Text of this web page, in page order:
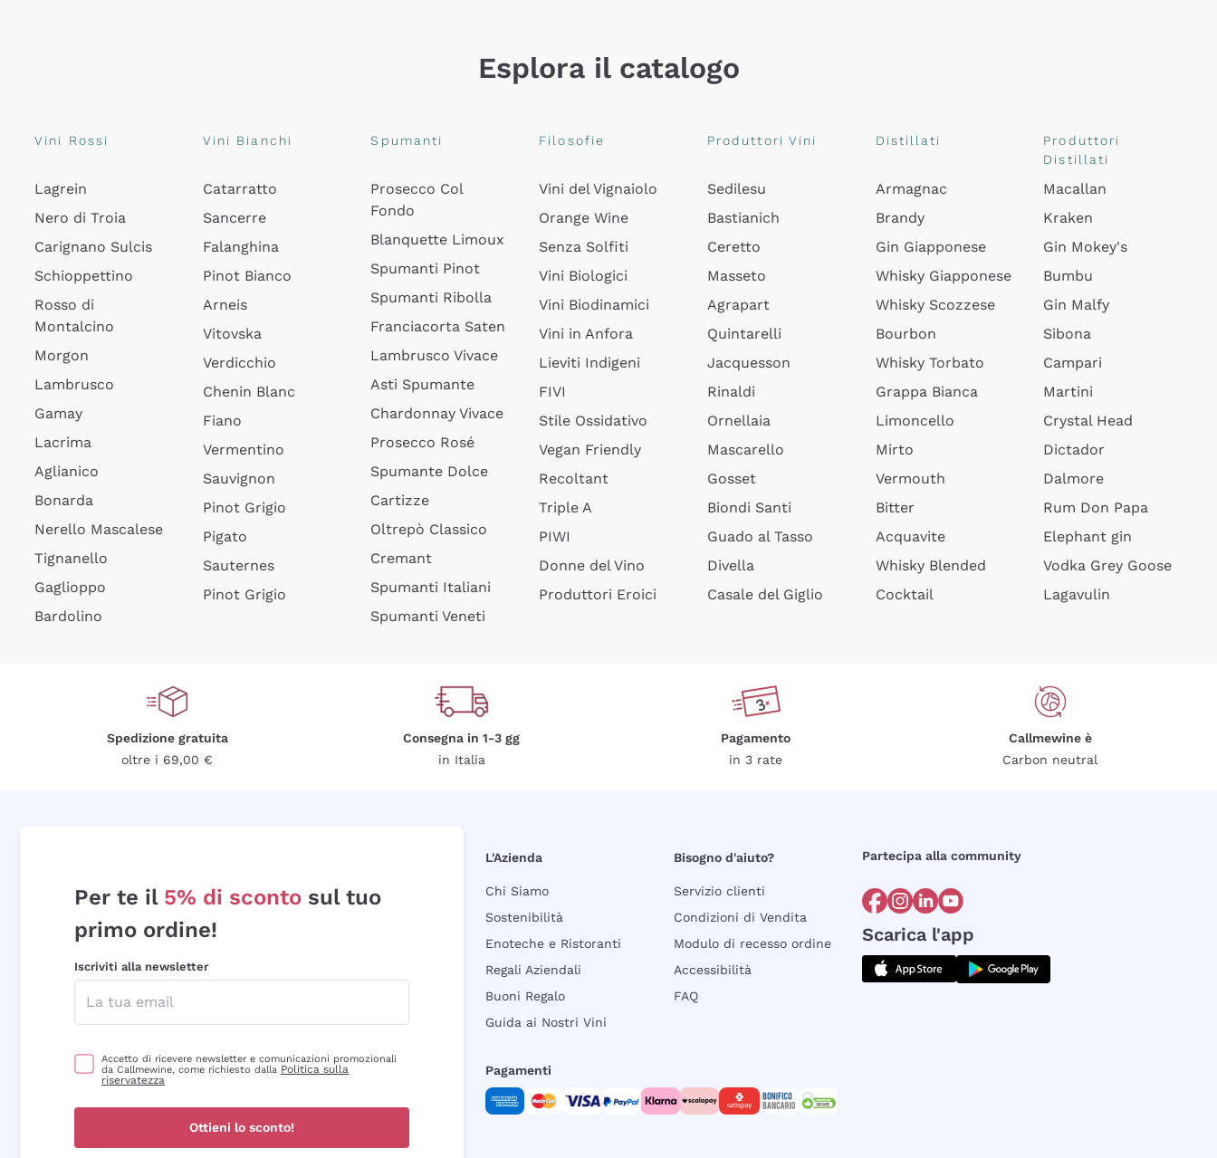
Esplora il catalogo
Vini Rossi
Lagrein
Nero di Troia
Carignano Sulcis
Schioppettino
Rosso di
Montalcino
Morgon
Lambrusco
Gamay
Lacrima
Aglianico
Bonarda
Nerello Mascalese
Tignanello
Gaglioppo
Bardolino
Vini Bianchi
Catarratto
Sancerre
Falanghina
Pinot Bianco
Arneis
Vitovska
Verdicchio
Chenin Blanc
Fiano
Vermentino
Sauvignon
Pinot Grigio
Pigato
Sauternes
Pinot Grigio
Spumanti
Prosecco Col
Fondo
Blanquette Limoux
Spumanti Pinot
Spumanti Ribolla
Franciacorta Saten
Lambrusco Vivace
Asti Spumante
Chardonnay Vivace
Prosecco Rosé
Spumante Dolce
Cartizze
Oltrepò Classico
Cremant
Spumanti Italiani
Spumanti Veneti
Filosofie
Vini del Vignaiolo
Orange Wine
Senza Solfiti
Vini Biologici
Vini Biodinamici
Vini in Anfora
Lieviti Indigeni
FIVI
Stile Ossidativo
Vegan Friendly
Recoltant
Triple A
PIWI
Donne del Vino
Produttori Eroici
Produttori Vini
Sedilesu
Bastianich
Ceretto
Masseto
Agrapart
Quintarelli
Jacquesson
Rinaldi
Ornellaia
Mascarello
Gosset
Biondi Santi
Guado al Tasso
Divella
Casale del Giglio
Distillati
Armagnac
Brandy
Gin Giapponese
Whisky Giapponese
Whisky Scozzese
Bourbon
Whisky Torbato
Grappa Bianca
Limoncello
Mirto
Vermouth
Bitter
Acquavite
Whisky Blended
Cocktail
Produttori
Distillati
Macallan
Kraken
Gin Mokey's
Bumbu
Gin Malfy
Sibona
Campari
Martini
Crystal Head
Dictador
Dalmore
Rum Don Papa
Elephant gin
Vodka Grey Goose
Lagavulin
Spedizione gratuita
oltre i 69,00 €
Consegna in 1-3 gg
in Italia
Pagamento
in 3 rate
Callmewine è
Carbon neutral
Per te il 5% di sconto sul tuo
primo ordine!
Iscriviti alla newsletter
Accetto di ricevere newsletter e comunicazioni promozionali
da Callmewine, come richiesto dalla Politica sulla
riservatezza
Ottieni lo sconto!
L'Azienda
Chi Siamo
Sostenibilità
Enoteche e Ristoranti
Regali Aziendali
Buoni Regalo
Guida ai Nostri Vini
Bisogno d'aiuto?
Servizio clienti
Condizioni di Vendita
Modulo di recesso ordine
Accessibilità
FAQ
Partecipa alla community
Scarica l'app
Pagamenti